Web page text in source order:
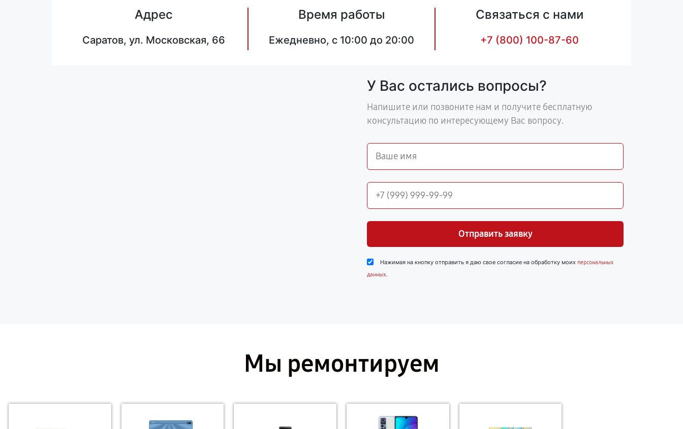
Адрес
Саратов, ул. Московская, 66
Время работы
Ежедневно, с 10:00 до 20:00
Связаться с нами
+7 (800) 100-87-60
У Вас остались вопросы?
Напишите или позвоните нам и получите бесплатную
консультацию по интересующему Вас вопросу.
Отправить заявку
Нажимая на кнопку отправить я даю свое согласие на обработку моих персональных
данных.
Мы ремонтируем